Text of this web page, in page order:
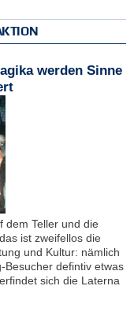
werden Sinne
dem Teller und die
ist zweifellos die
und Kultur: nämlich
Besucher defintiv etwas
sich die Laterna